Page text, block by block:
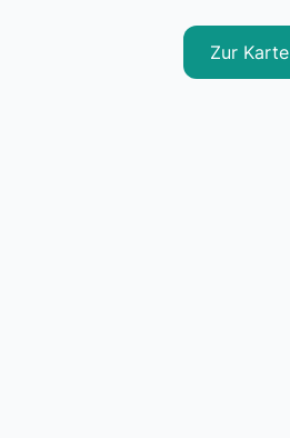
Zur Karte